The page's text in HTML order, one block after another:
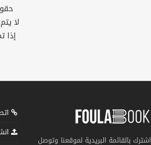
لا
إذا
اشترك بالقائمة البريدية لموقعنا وتوصل